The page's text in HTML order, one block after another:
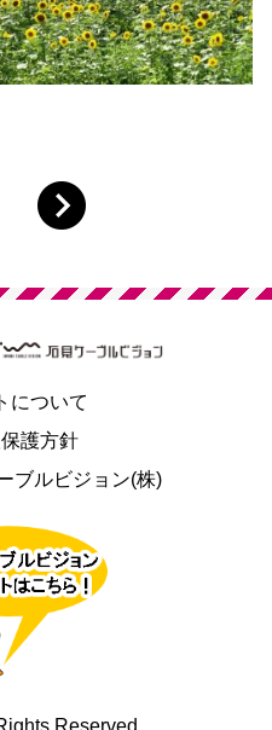
について
護方針
ブルビジョン(株)
Reserved.